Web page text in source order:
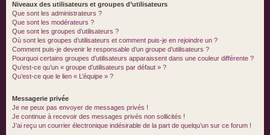
Niveaux des utilisateurs et groupes d’utilisateurs
Que sont les administrateurs ?
Que sont les modérateurs ?
Que sont les groupes d’utilisateurs ?
Où sont les groupes d’utilisateurs et comment puis-je en rejoindre un ?
Comment puis-je devenir le responsable d’un groupe d’utilisateurs ?
Pourquoi certains groupes d’utilisateurs apparaissent dans une couleur différente ?
Qu’est-ce qu’un « groupe d’utilisateurs par défaut » ?
Qu’est-ce que le lien « L’équipe » ?
Messagerie privée
Je ne peux pas envoyer de messages privés !
Je continue à recevoir des messages privés non sollicités !
J’ai reçu un courrier électronique indésirable de la part de quelqu’un sur ce forum !